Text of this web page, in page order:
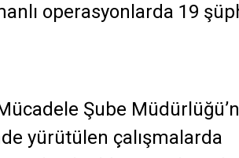
operasyonlarda 19
Şube
yürütülen çalışmalarda